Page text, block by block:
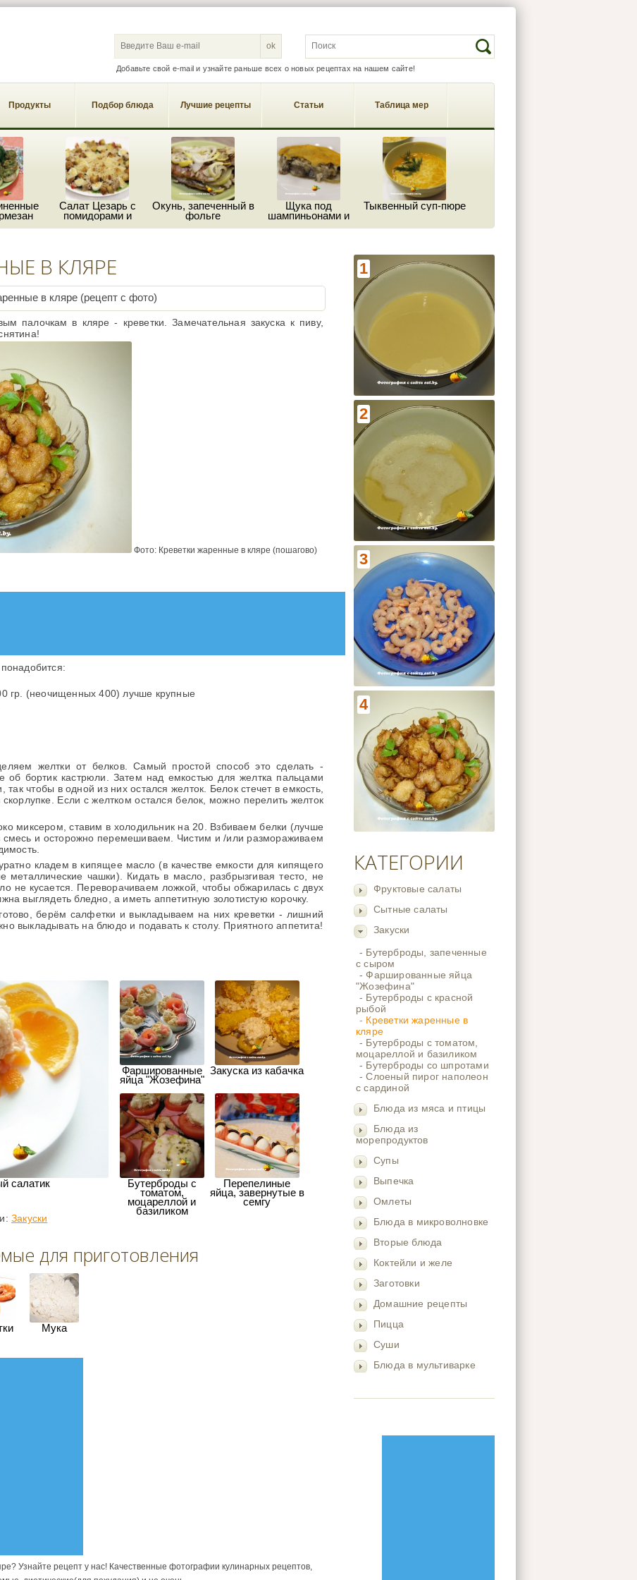
Добавьте свой e-mail и узнайте раньше всех о новых рецептах на нашем сайте!
SEARCH FORM Search
Продукты Подбор блюда Лучшие рецепты Статьи Таблица мер
Салат Цезарь с
помидорами и
Окунь, запеченный в
фольге
Щука под
шампиньонами и
Тыквенный суп-пюре
1
2
3
4
КАТЕГОРИИ
Фруктовые салаты
Сытные салаты
Закуски
- Бутерброды, запеченные
с сыром
- Фаршированные яйца
"Жозефина"
- Бутерброды с красной
рыбой
- Креветки жаренные в
кляре
- Бутерброды с томатом,
моцареллой и базиликом
- Бутерброды со шпротами
- Слоеный пирог наполеон
с сардиной
Блюда из мяса и птицы
Блюда из
морепродуктов
Супы
Выпечка
Омлеты
Блюда в микроволновке
Вторые блюда
Коктейли и желе
Заготовки
Домашние рецепты
Пицца
Суши
Блюда в мультиварке
В КЛЯРЕ
в кляре (рецепт с фото)
палочкам в кляре - креветки. Замечательная закуска к пиву,
Фото: Креветки жаренные в кляре (пошагово)
гр. (неочищенных 400) лучше крупные
желтки от белков. Самый простой способ это сделать -
об бортик кастрюли. Затем над емкостью для желтка пальцами
так чтобы в одной из них остался желток. Белок стечет в емкость,
скорлупке. Если с желтком остался белок, можно перелить желток
миксером, ставим в холодильник на 20. Взбиваем белки (лучше
смесь и осторожно перемешиваем. Чистим и /или размораживаем
кладем в кипящее масло (в качестве емкости для кипящего
металлические чашки). Кидать в масло, разбрызгивая тесто, не
не кусается. Переворачиваем ложкой, чтобы обжарилась с двух
выглядеть бледно, а иметь аппетитную золотистую корочку.
берём салфетки и выкладываем на них креветки - лишний
выкладывать на блюдо и подавать к столу. Приятного аппетита!
салатик
Фаршированные
яйца "Жозефина"
Закуска из кабачка
Бутерброды с
томатом,
моцареллой и
базиликом
Перепелиные
яйца, завернутые в
семгу
Закуски
для приготовления
Мука
Узнайте рецепт у нас! Качественные фотографии кулинарных рецептов,